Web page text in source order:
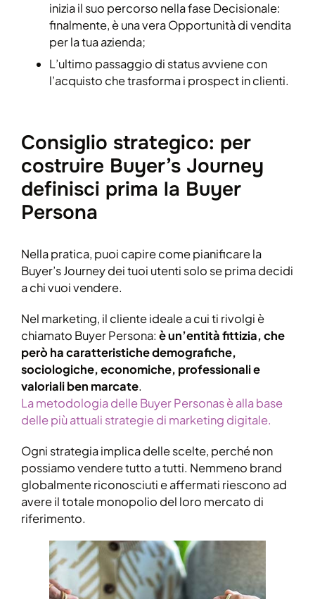
inizia il suo percorso nella fase Decisionale:
finalmente, è una vera Opportunità di vendita
per la tua azienda;
L’ultimo passaggio di status avviene con
l’acquisto che trasforma i prospect in clienti.
Consiglio strategico: per
costruire Buyer’s Journey
definisci prima la Buyer
Persona
Nella pratica, puoi capire come pianificare la
Buyer’s Journey dei tuoi utenti solo se prima decidi
a chi vuoi vendere.
Nel marketing, il cliente ideale a cui ti rivolgi è
chiamato Buyer Persona: è un’entità fittizia, che
però ha caratteristiche demografiche,
sociologiche, economiche, professionali e
valoriali ben marcate.
La metodologia delle Buyer Personas è alla base
delle più attuali strategie di marketing digitale.
Ogni strategia implica delle scelte, perché non
possiamo vendere tutto a tutti. Nemmeno brand
globalmente riconosciuti e affermati riescono ad
avere il totale monopolio del loro mercato di
riferimento.